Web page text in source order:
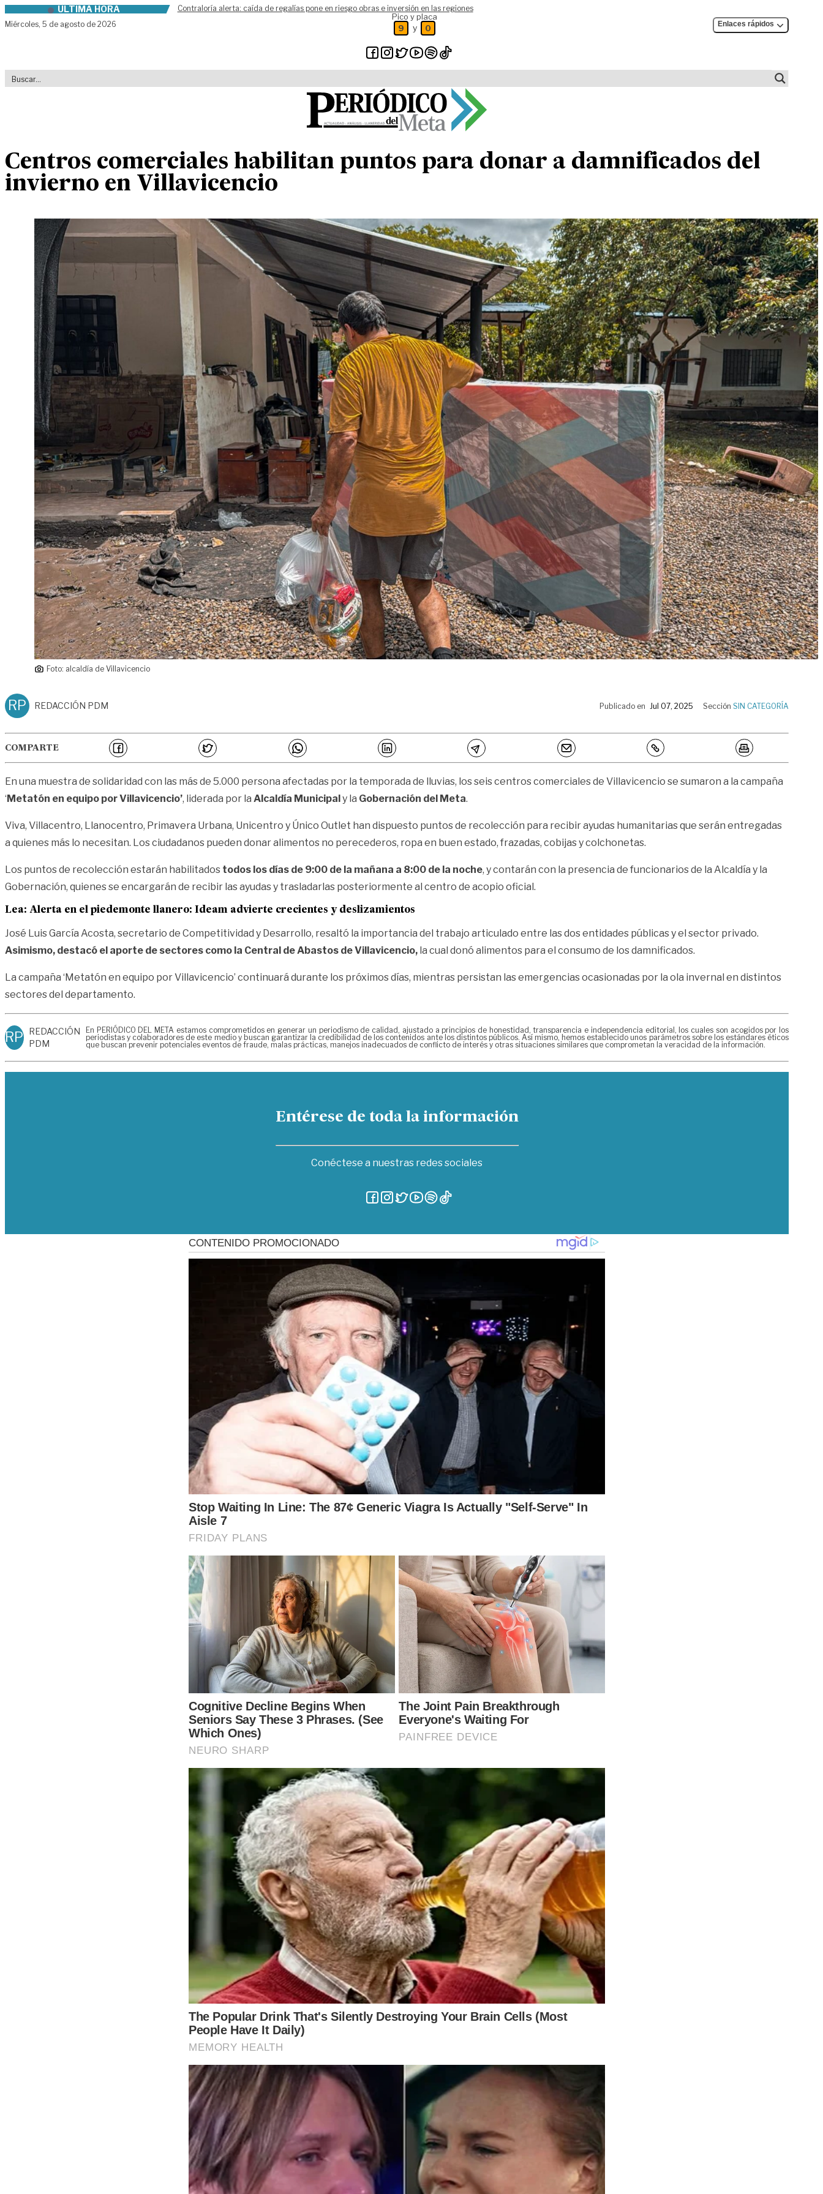
Skip to contentÚLTIMA HORA
Contraloría alerta: caída de regalías pone en riesgo obras e inversión en las regiones
Miércoles, 5 de agosto de 2026
Pico y placa
9 y 0 Enlaces rápidos
Centros comerciales habilitan puntos para donar a damnificados del
invierno en Villavicencio
Foto: alcaldía de Villavicencio
RP REDACCIÓN PDM Publicado en Jul 07, 2025 Sección SIN CATEGORÍA
COMPARTE
En una muestra de solidaridad con las más de 5.000 persona afectadas por la temporada de lluvias, los seis centros comerciales de Villavicencio se sumaron a la campaña
‘Metatón en equipo por Villavicencio’, liderada por la Alcaldía Municipaly la Gobernación del Meta.
Viva, Villacentro, Llanocentro, Primavera Urbana, Unicentro y Único Outlet han dispuesto puntos de recolección para recibir ayudas humanitarias que serán entregadas
a quienes más lo necesitan. Los ciudadanos pueden donar alimentos no perecederos, ropa en buen estado, frazadas, cobijas y colchonetas.
Los puntos de recolección estarán habilitados todos los días de 9:00 de la mañana a 8:00 de la noche, y contarán con la presencia de funcionarios de la Alcaldía y la
Gobernación, quienes se encargarán de recibir las ayudas y trasladarlas posteriormente al centro de acopio oficial.
Lea: Alerta en el piedemonte llanero: Ideam advierte crecientes y deslizamientos
José Luis García Acosta, secretario de Competitividad y Desarrollo, resaltó la importancia del trabajo articulado entre las dos entidades públicas y el sector privado.
Asimismo, destacó el aporte de sectores como la Central de Abastos de Villavicencio, la cual donó alimentos para el consumo de los damnificados.
La campaña ‘Metatón en equipo por Villavicencio’ continuará durante los próximos días, mientras persistan las emergencias ocasionadas por la ola invernal en distintos
sectores del departamento.
RP REDACCIÓN
PDM
En PERIÓDICO DEL META estamos comprometidos en generar un periodismo de calidad, ajustado a principios de honestidad, transparencia e independencia editorial, los cuales son acogidos por los
periodistas y colaboradores de este medio y buscan garantizar la credibilidad de los contenidos ante los distintos públicos. Así mismo, hemos establecido unos parámetros sobre los estándares éticos
que buscan prevenir potenciales eventos de fraude, malas prácticas, manejos inadecuados de conflicto de interés y otras situaciones similares que comprometan la veracidad de la información.
Entérese de toda la información
Conéctese a nuestras redes sociales